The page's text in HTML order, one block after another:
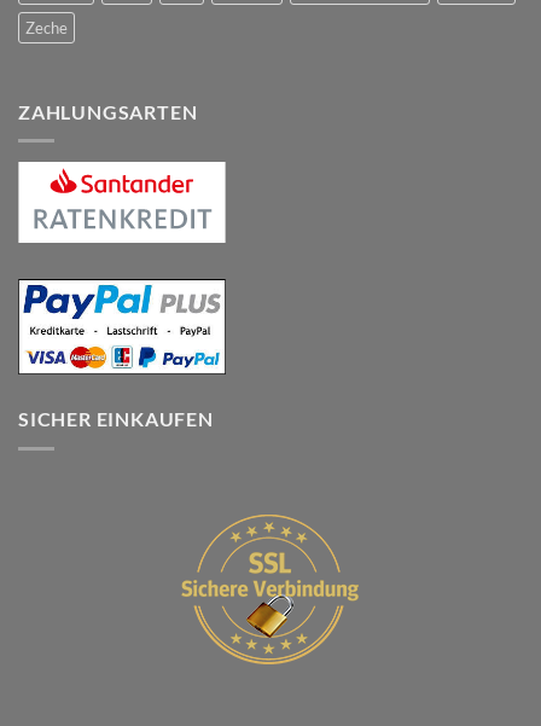
Zeche
ZAHLUNGSARTEN
SICHER EINKAUFEN